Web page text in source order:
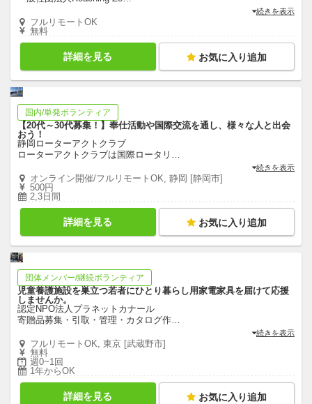
続きを表示
フルリモートOK
無料
詳細を見る お気に入り追加
国内/単発ボランティア
【20代～30代募集！】奉仕活動や国際交流を通し、様々な人と出会
おう！
静岡ローターアクトクラブ
ローターアクトクラブは国際ロータリ …
続きを表示
オンライン開催/フルリモートOK, 静岡 [静岡市]
500円
2,3日間
詳細を見る お気に入り追加
団体メンバー/継続ボランティア
児童養護施設を巣立つ若者にひとり暮らし用家電家具を届けて応援
しませんか。
認定NPO法人プラネットカナール
寄贈品募集・引取・管理・カタログ作…
続きを表示
フルリモートOK, 東京 [武蔵野市]
無料
週0~1回
1年からOK
詳細を見る お気に入り追加